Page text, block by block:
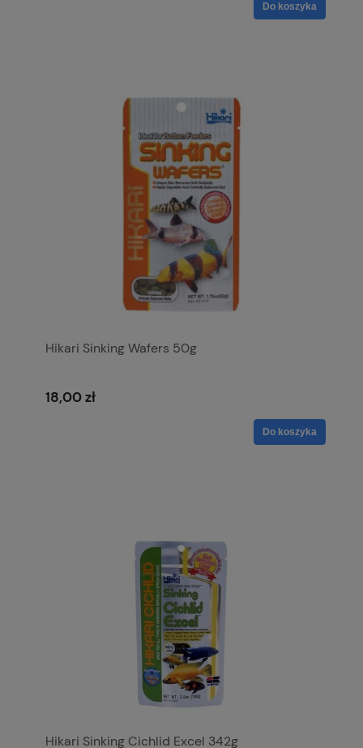
Do koszyka
Hikari Sinking Wafers 50g
18,00 zł
Do koszyka
Hikari Sinking Cichlid Excel 342g